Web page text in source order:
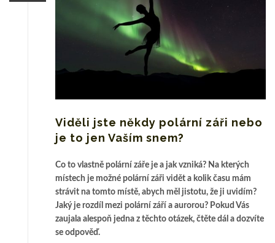
Viděli jste někdy polární záři nebo
je to jen Vaším snem?
Co to vlastně polární záře je a jak vzniká? Na kterých
místech je možné polární záři vidět a kolik času mám
strávit na tomto místě, abych měl jistotu, že ji uvidím?
Jaký je rozdíl mezi polární září a aurorou? Pokud Vás
zaujala alespoň jedna z těchto otázek, čtěte dál a dozvíte
se odpověď.